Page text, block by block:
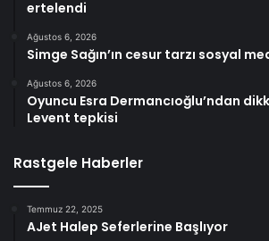
ertelendi
Ağustos 6, 2026
Simge Sağın’ın cesur tarzı sosyal
Ağustos 6, 2026
Oyuncu Esra Dermancıoğlu’ndan
Levent tepkisi
Rastgele Haberler
Temmuz 22, 2025
AJet Halep Seferlerine Başlıyor